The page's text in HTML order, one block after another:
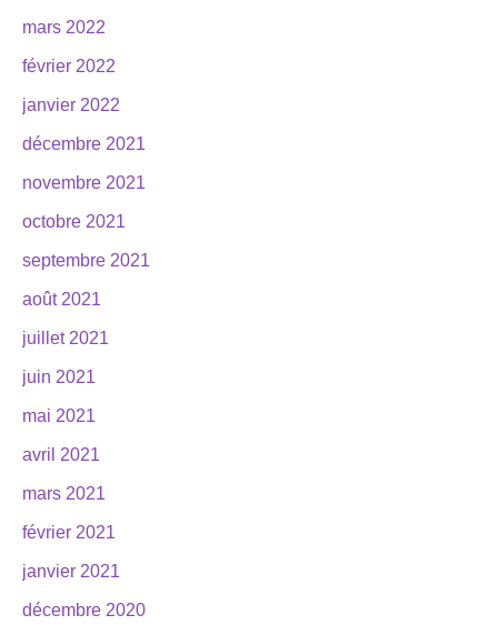
mars 2022
février 2022
janvier 2022
décembre 2021
novembre 2021
octobre 2021
septembre 2021
août 2021
juillet 2021
juin 2021
mai 2021
avril 2021
mars 2021
février 2021
janvier 2021
décembre 2020